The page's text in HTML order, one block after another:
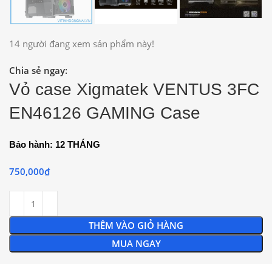
14 người đang xem sản phẩm này!
Chia sẻ ngay:
Vỏ case Xigmatek VENTUS 3FC
EN46126 GAMING Case
Bảo hành: 12 THÁNG
750,000₫
THÊM VÀO GIỎ HÀNG
MUA NGAY